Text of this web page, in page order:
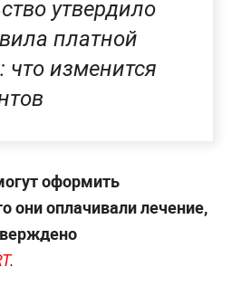
утвердило
платной
изменится
оформить
они оплачивали лечение,
.